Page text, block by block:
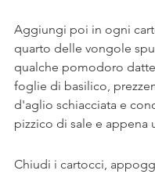
Aggiungi poi in ogni
quarto delle vongole
qualche pomodoro
foglie di basilico,
d'aglio schiacciata e
pizzico di sale e appena
Chiudi i cartocci,